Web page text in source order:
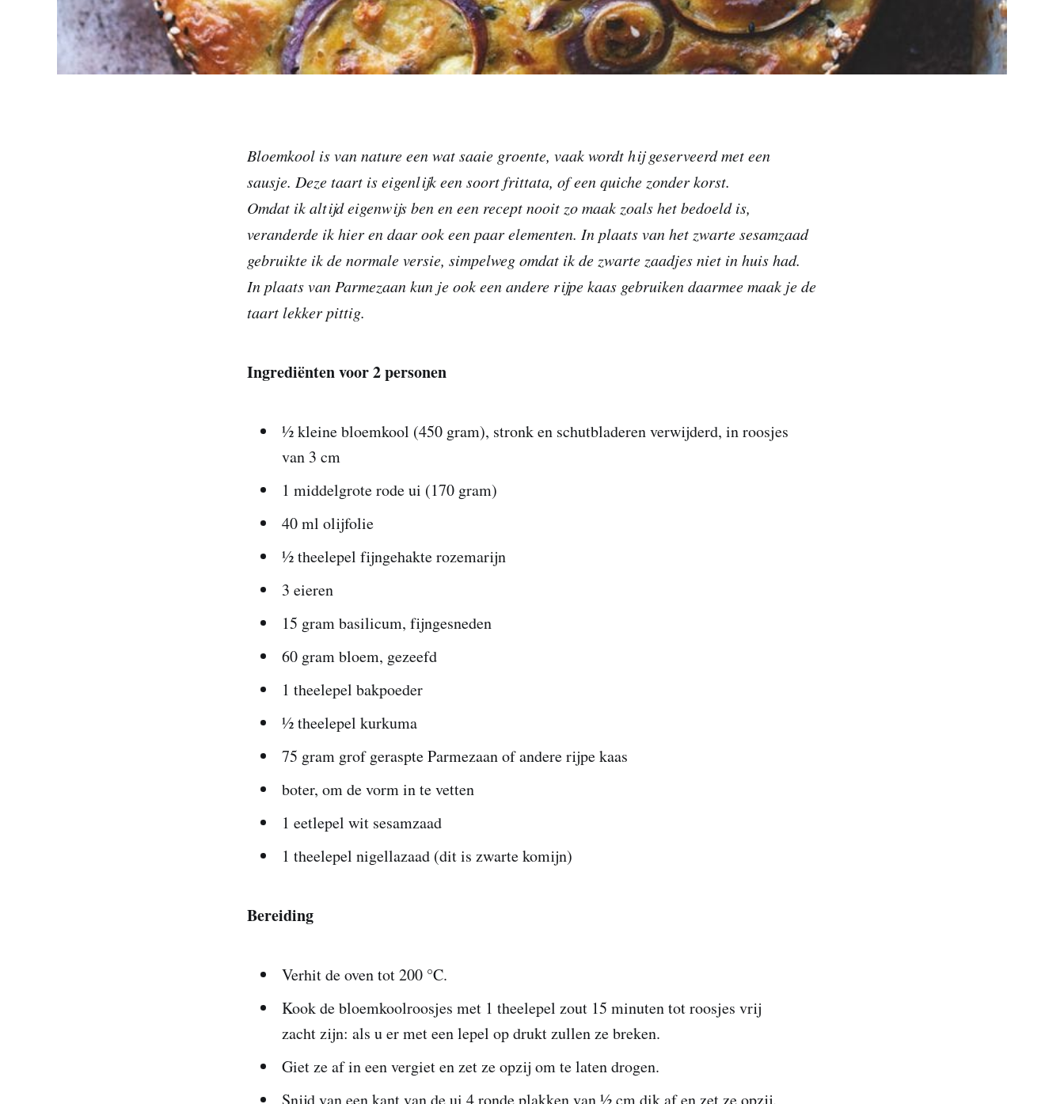
Bloemkool is van nature een wat saaie groente, vaak wordt hij geserveerd met een
sausje. Deze taart is eigenlijk een soort frittata, of een quiche zonder korst.
Omdat ik altijd eigenwijs ben en een recept nooit zo maak zoals het bedoeld is,
veranderde ik hier en daar ook een paar elementen. In plaats van het zwarte sesamzaad
gebruikte ik de normale versie, simpelweg omdat ik de zwarte zaadjes niet in huis had.
In plaats van Parmezaan kun je ook een andere rijpe kaas gebruiken daarmee maak je de
taart lekker pittig.
Ingrediënten voor 2 personen
½ kleine bloemkool (450 gram), stronk en schutbladeren verwijderd, in roosjes
van 3 cm
1 middelgrote rode ui (170 gram)
40 ml olijfolie
½ theelepel fijngehakte rozemarijn
3 eieren
15 gram basilicum, fijngesneden
60 gram bloem, gezeefd
1 theelepel bakpoeder
½ theelepel kurkuma
75 gram grof geraspte Parmezaan of andere rijpe kaas
boter, om de vorm in te vetten
1 eetlepel wit sesamzaad
1 theelepel nigellazaad (dit is zwarte komijn)
Bereiding
Verhit de oven tot 200 °C.
Kook de bloemkoolroosjes met 1 theelepel zout 15 minuten tot roosjes vrij
zacht zijn: als u er met een lepel op drukt zullen ze breken.
Giet ze af in een vergiet en zet ze opzij om te laten drogen.
Snijd van een kant van de ui 4 ronde plakken van ½ cm dik af en zet ze opzij.